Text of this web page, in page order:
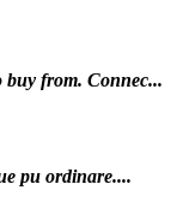
buy from. Connec...
pu ordinare....